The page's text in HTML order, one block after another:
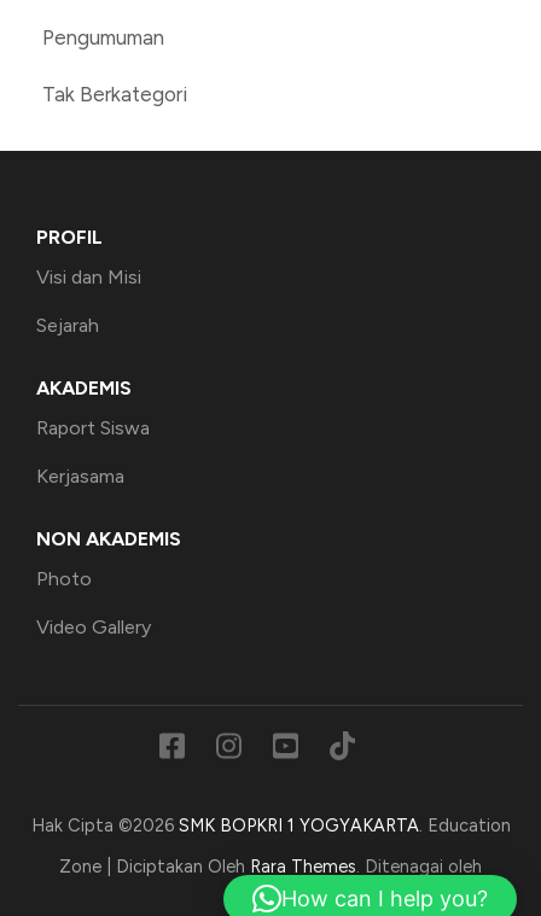
Pengumuman
Tak Berkategori
PROFIL
Visi dan Misi
Sejarah
AKADEMIS
Raport Siswa
Kerjasama
NON AKADEMIS
Photo
Video Gallery
Hak Cipta ©2026 SMK BOPKRI 1 YOGYAKARTA. Education
Zone | Diciptakan Oleh Rara Themes. Ditenagai oleh
WordPress.
How can I help you?